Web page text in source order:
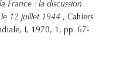
France : la discussion
12 juillet 1944 , Cahiers
I, 1970, 1, pp. 67-